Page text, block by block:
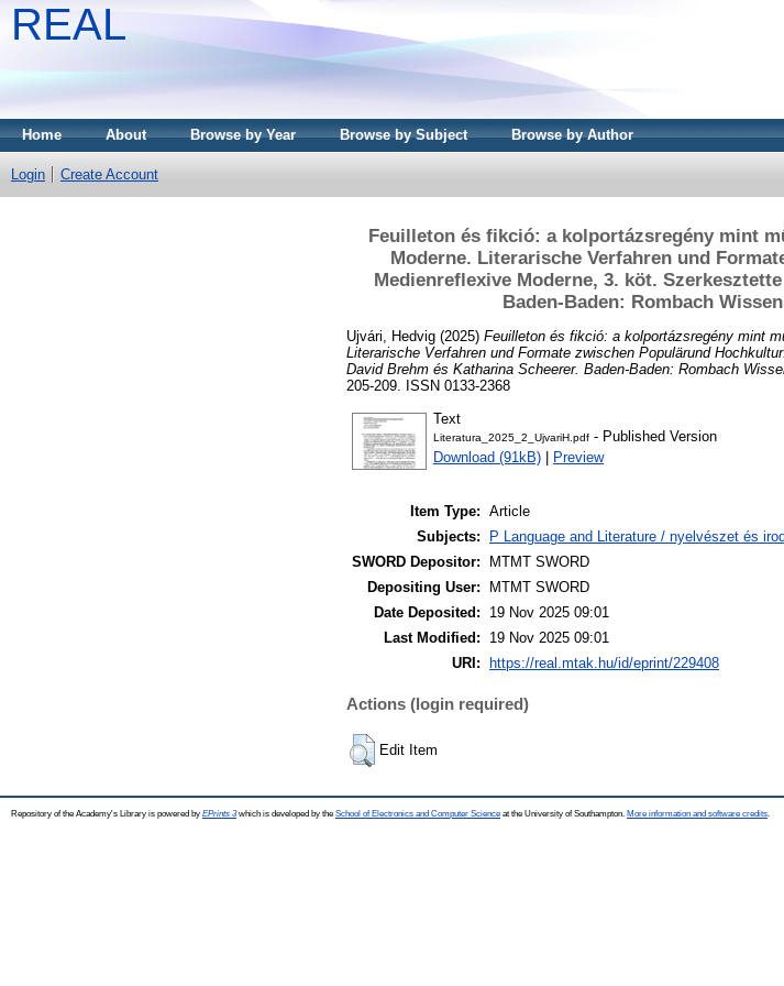
REAL
Home About Browse by Year Browse by Subject Browse by Author
Login Create Account
Feuilleton és fikció: a kolportázsregény mint
Moderne. Literarische Verfahren und
Medienreflexive Moderne, 3. köt.
Baden-Baden: Rombach
Ujvári, Hedvig (2025) Feuilleton és fikció: a kolportázsregény mint
Literarische Verfahren und Formate zwischen Populärund
David Brehm és Katharina Scheerer. Baden-Baden: Rombach
205-209. ISSN 0133-2368
Text
Literatura_2025_2_UjvariH.pdf - Published Version
Download (91kB)
Preview
Item Type: Article
Subjects:
P Language and Literature / nyelvészet és
SWORD Depositor:
MTMT SWORD
Depositing User:
MTMT SWORD
Date Deposited:
19 Nov 2025 09:01
Last Modified:
19 Nov 2025 09:01
URI:
https://real.mtak.hu/id/eprint/229408
Actions (login required)
Edit Item
Repository of the Academy's Library is powered by EPrints 3which is developed by the School of Electronics and Computer Science at the University of Southampton. More information and software credits